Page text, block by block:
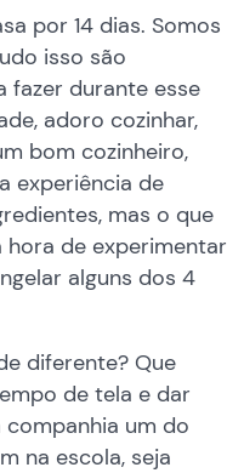
por 14 dias. Somos
isso são
fazer durante esse
adoro cozinhar,
bom cozinheiro,
experiência de
mas o que
de experimentar
alguns dos 4
diferente? Que
de tela e dar
um do
na escola, seja